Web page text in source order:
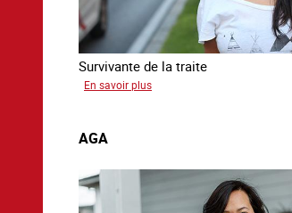
Survivante de la traite
En savoir plus
AGA